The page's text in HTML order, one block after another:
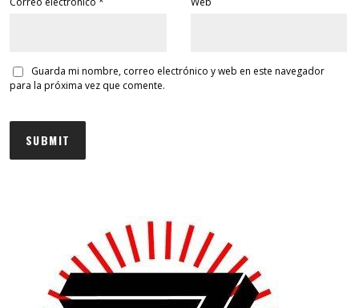
Guarda mi nombre, correo electrónico y web en este navegador
para la próxima vez que comente.